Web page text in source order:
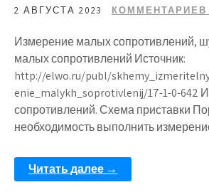
2 АВГУСТА 2023 КОММЕНТАРИЕВ
Измерение малых сопротивлений,
малых сопротивлений Источник:
http://elwo.ru/publ/
enie_malykh_soprotivlenij/17-1-0-642
сопротивлений. Схема приставки
необходимость выполнить
Читать далее →